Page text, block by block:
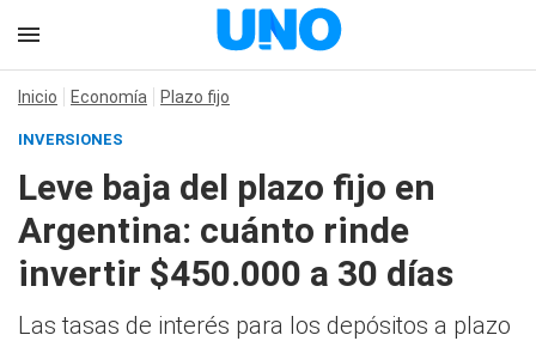
Inicio Economía Plazo fijo
INVERSIONES
Leve baja del plazo fijo en
Argentina: cuánto rinde
invertir $450.000 a 30 días
Las tasas de interés para los depósitos a plazo